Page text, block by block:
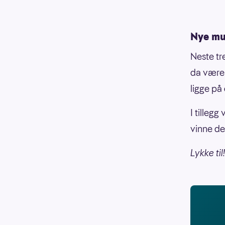
Nye
Neste
da
ligge på
I tillegg
vinne
Lykke til!